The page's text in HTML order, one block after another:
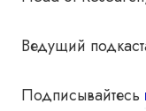
Ведущий
Подписывайтесь